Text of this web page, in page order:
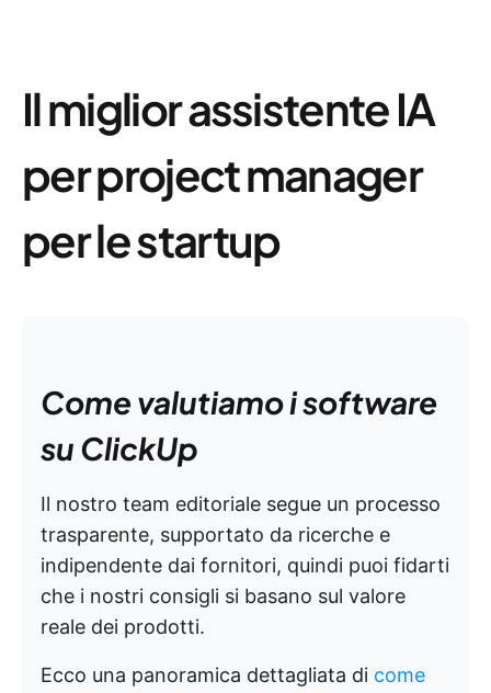
Il miglior assistente IA
per project manager
per le startup
Come valutiamo i software
su ClickUp
Il nostro team editoriale segue un processo
trasparente, supportato da ricerche e
indipendente dai fornitori, quindi puoi fidarti
che i nostri consigli si basano sul valore
reale dei prodotti.
Ecco una panoramica dettagliata di come